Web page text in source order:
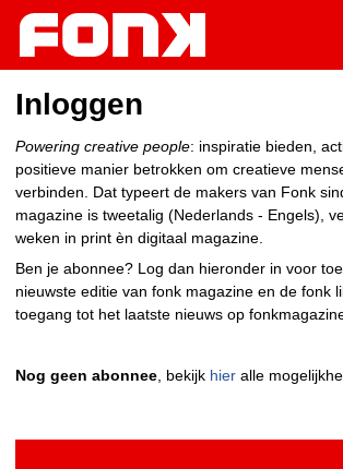
Inloggen
Powering creative people: inspiratie bieden,
positieve manier betrokken om creatieve
verbinden. Dat typeert de makers van Fonk
magazine is tweetalig (Nederlands - Engels),
weken in print èn digitaal magazine.
Ben je abonnee? Log dan hieronder in voor
nieuwste editie van fonk magazine en de fonk
toegang tot het laatste nieuws op
Nog geen abonnee , bekijk hier alle